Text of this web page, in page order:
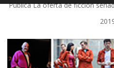
Pública La oferta de ficción